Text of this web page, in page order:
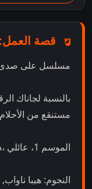
قصة العمل:
مسلسل على صدى
بالنسبة لجاناك
مستنقع من
الموسم 1، عائلي ،دراما
النجوم: هيبا